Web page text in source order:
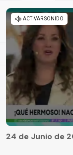
24 de Junio de